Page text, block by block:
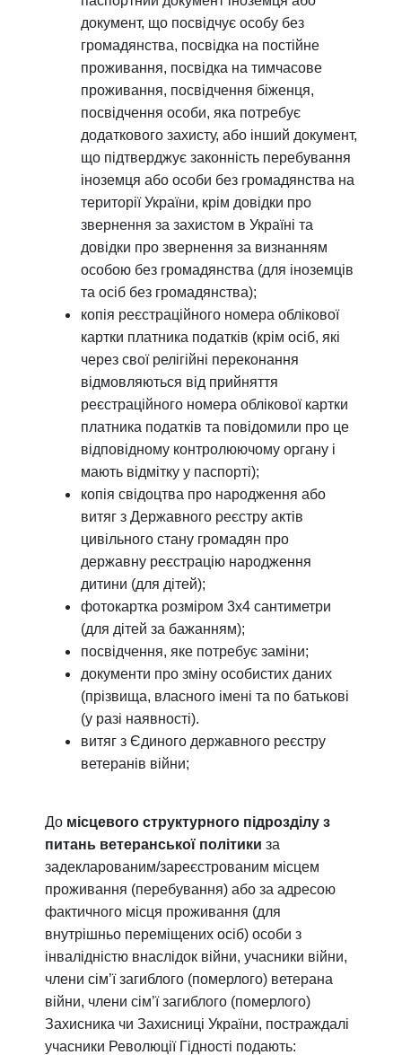
документ, що посвідчує особу без
громадянства, посвідка на постійне
проживання, посвідка на тимчасове
проживання, посвідчення біженця,
посвідчення особи, яка потребує
додаткового захисту, або інший документ,
що підтверджує законність перебування
іноземця або особи без громадянства на
території України, крім довідки про
звернення за захистом в Україні та
довідки про звернення за визнанням
особою без громадянства (для іноземців
та осіб без громадянства);
копія реєстраційного номера облікової
картки платника податків (крім осіб, які
через свої релігійні переконання
відмовляються від прийняття
реєстраційного номера облікової картки
платника податків та повідомили про це
відповідному контролюючому органу і
мають відмітку у паспорті);
копія свідоцтва про народження або
витяг з Державного реєстру актів
цивільного стану громадян про
державну реєстрацію народження
дитини (для дітей);
фотокартка розміром 3х4 сантиметри
(для дітей за бажанням);
посвідчення, яке потребує заміни;
документи про зміну особистих даних
(прізвища, власного імені та по батькові
(у разі наявності).
витяг з Єдиного державного реєстру
ветеранів війни;
До місцевого структурного підрозділу з
питань ветеранської політики за
задекларованим/зареєстрованим місцем
проживання (перебування) або за адресою
фактичного місця проживання (для
внутрішньо переміщених осіб) особи з
інвалідністю внаслідок війни, учасники війни,
члени сім’ї загиблого (померлого) ветерана
війни, члени сім’ї загиблого (померлого)
Захисника чи Захисниці України, постраждалі
учасники Революції Гідності подають: